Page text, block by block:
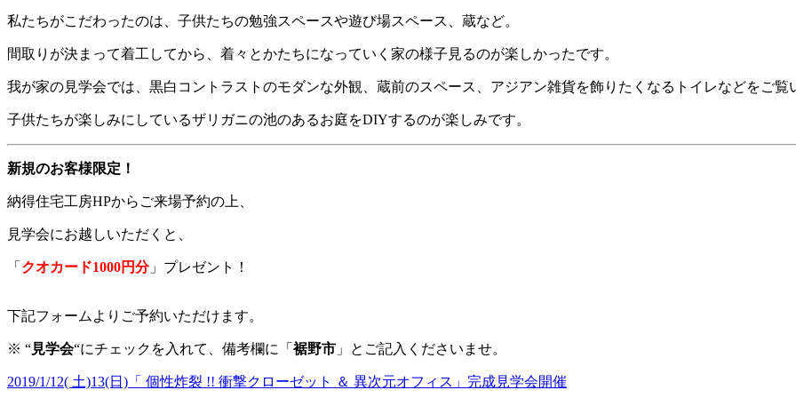
私たちがこだわったのは、子供たちの勉強スペースや遊び場スペース、蔵など。
間取りが決まって着工してから、着々とかたちになっていく家の様子見るのが楽しかったです。
我が家の見学会では、黒白コントラストのモダンな外観、蔵前のスペース、アジアン雑貨を飾りたくなるトイレなどをご覧
子供たちが楽しみにしているザリガニの池のあるお庭をDIYするのが楽しみです。
新規のお客様限定！
納得住宅工房HPからご来場予約の上、
見学会にお越しいただくと、
「 クオカード1000円分」プレゼント！
下記フォームよりご予約いただけます。
※ “見学会“にチェックを入れて、備考欄に「 裾野市 」とご記入くださいませ。
2019/1/12( 土)13(日)「 個性炸裂 !! 衝撃クローゼット ＆ 異次元オフィス」完成見学会開催